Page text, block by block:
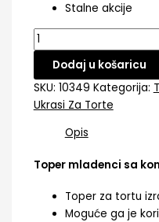
Stalne akcije
Dodaj u košaricu
SKU: 10349 Kategorija:
Ukrasi Za Torte
Opis
Toper mladenci sa
Toper za tortu
Moguće ga je